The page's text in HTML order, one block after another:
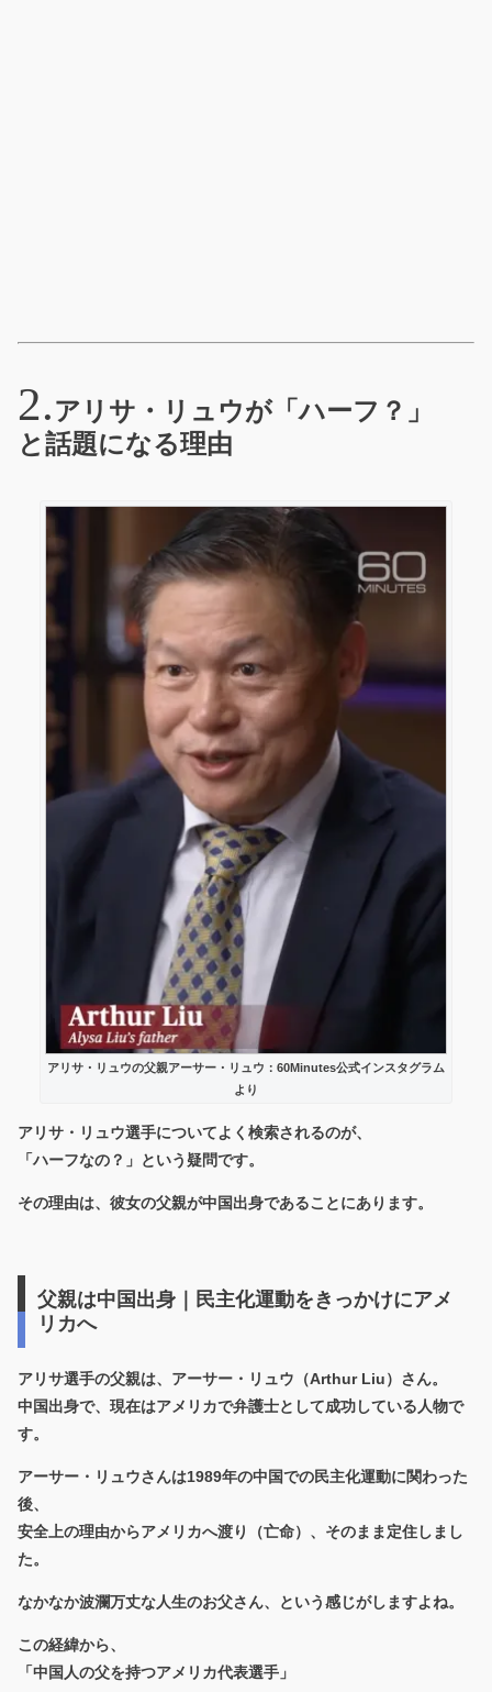
アリサ・リュウが「ハーフ？」
と話題になる理由
アリサ・リュウの父親アーサー・リュウ：60Minutes公式インスタグラム
より
アリサ・リュウ選手についてよく検索されるのが、
「ハーフなの？」 という疑問です。
その理由は、彼女の父親が中国出身であることにあります。
父親は中国出身｜民主化運動をきっかけにアメ
リカへ
アリサ選手の父親は、アーサー・リュウ（Arthur Liu）さん。
中国出身で、現在はアメリカで弁護士として成功している人物で
す。
アーサー・リュウさんは1989年の中国での民主化運動に関わった
後、
安全上の理由からアメリカへ渡り（亡命）、そのまま定住しまし
た。
なかなか波瀾万丈な人生のお父さん、という感じがしますよね。
この経緯から、
「中国人の父を持つアメリカ代表選手」